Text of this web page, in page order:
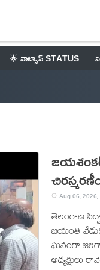
🌟 వాట్సాప్ STATUS
Aug 06, 2026,
తెలంగాణ
జయంతి
ఘనంగా